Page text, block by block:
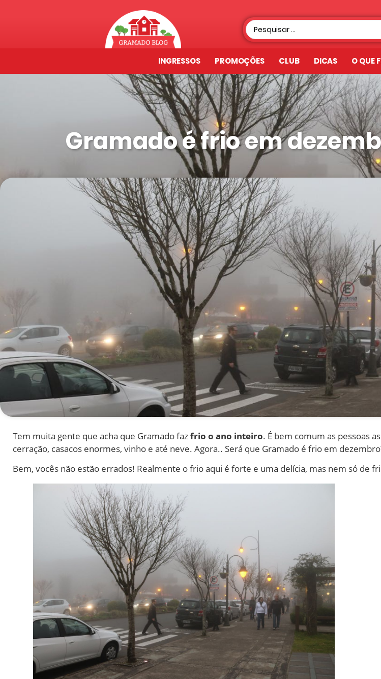
INGRESSOS PROMOÇÕES CLUB DICAS O QUE
Gramado é frio em
Tem muita gente que acha que Gramado fazfrio o ano inteiro. É bem comum as pessoas
cerração, casacos enormes, vinho e até neve. Agora.. Será que Gramado é frio em
Bem, vocês não estão errados! Realmente o frio aqui é forte e uma delícia, mas nem só de